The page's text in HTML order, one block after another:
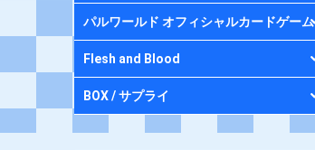
パルワールド オフィシャルカードゲーム
Flesh and Blood
BOX / サプライ